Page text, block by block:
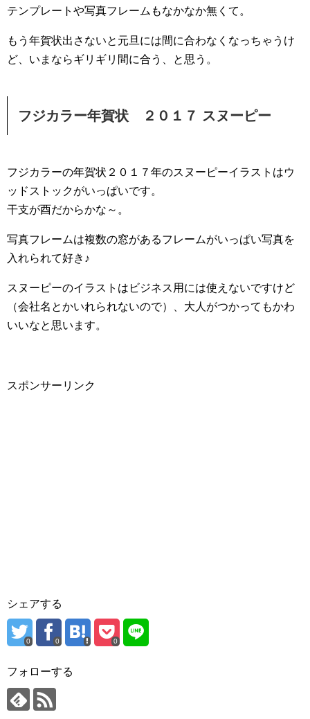
テンプレートや写真フレームもなかなか無くて。
もう年賀状出さないと元旦には間に合わなくなっちゃうけ
ど、いまならギリギリ間に合う、と思う。
フジカラー年賀状 ２０１７ スヌーピー
フジカラーの年賀状２０１７年のスヌーピーイラストはウ
ッドストックがいっぱいです。
干支が酉だからかな～。
写真フレームは複数の窓があるフレームがいっぱい写真を
入れられて好き♪
スヌーピーのイラストはビジネス用には使えないですけど
（会社名とかいれられないので）、大人がつかってもかわ
いいなと思います。
スポンサーリンク
シェアする
0 0 0
フォローする